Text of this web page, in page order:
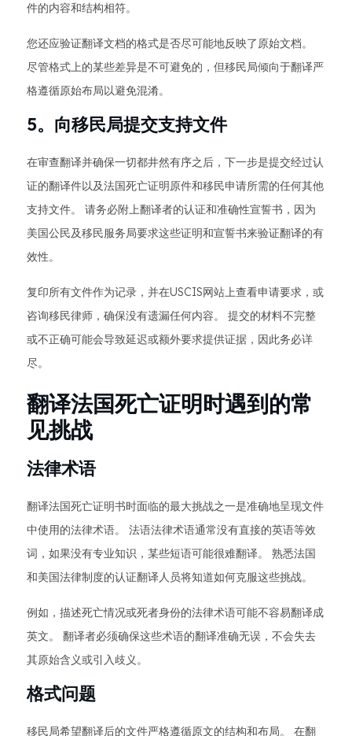
件的内容和结构相符。
您还应验证翻译文档的格式是否尽可能地反映了原始文档。
尽管格式上的某些差异是不可避免的，但移民局倾向于翻译严
格遵循原始布局以避免混淆。
5。向移民局提交支持文件
在审查翻译并确保一切都井然有序之后，下一步是提交经过认
证的翻译件以及法国死亡证明原件和移民申请所需的任何其他
支持文件。 请务必附上翻译者的认证和准确性宣誓书，因为
美国公民及移民服务局要求这些证明和宣誓书来验证翻译的有
效性。
复印所有文件作为记录，并在USCIS网站上查看申请要求，或
咨询移民律师，确保没有遗漏任何内容。 提交的材料不完整
或不正确可能会导致延迟或额外要求提供证据，因此务必详
尽。
翻译法国死亡证明时遇到的常
见挑战
法律术语
翻译法国死亡证明书时面临的最大挑战之一是准确地呈现文件
中使用的法律术语。 法语法律术语通常没有直接的英语等效
词，如果没有专业知识，某些短语可能很难翻译。 熟悉法国
和美国法律制度的认证翻译人员将知道如何克服这些挑战。
例如，描述死亡情况或死者身份的法律术语可能不容易翻译成
英文。 翻译者必须确保这些术语的翻译准确无误，不会失去
其原始含义或引入歧义。
格式问题
移民局希望翻译后的文件严格遵循原文的结构和布局。 在翻